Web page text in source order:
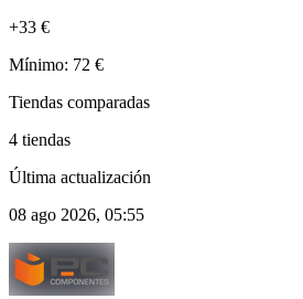
+33 €
Mínimo: 72 €
Tiendas comparadas
4 tiendas
Última actualización
08 ago 2026, 05:55